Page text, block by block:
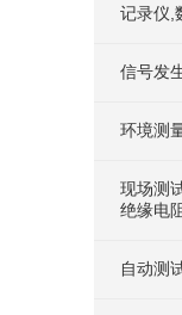
记录仪,
信号发
环境测
现场测
绝缘电
自动测